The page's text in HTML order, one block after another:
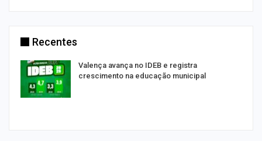
Recentes
Valença avança no IDEB e registra
crescimento na educação municipal